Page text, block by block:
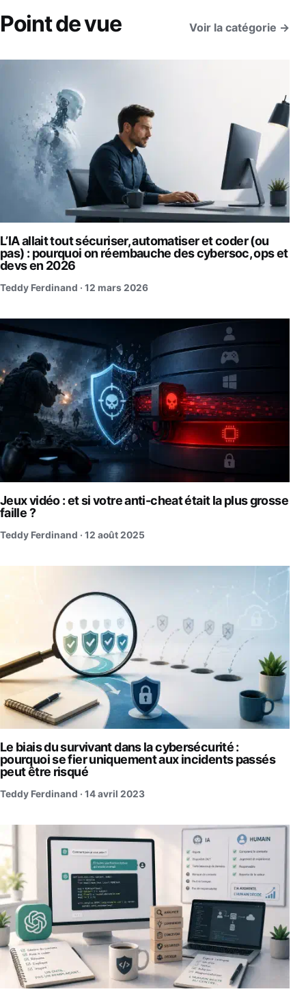
Point de vue Voir la catégorie →
L’IA allait tout sécuriser, automatiser et coder (ou
pas) : pourquoi on réembauche des cybersoc, ops et
devs en 2026
Teddy Ferdinand · 12 mars 2026
Jeux vidéo : et si votre anti-cheat était la plus grosse
faille ?
Teddy Ferdinand · 12 août 2025
Le biais du survivant dans la cybersécurité :
pourquoi se fier uniquement aux incidents passés
peut être risqué
Teddy Ferdinand · 14 avril 2023